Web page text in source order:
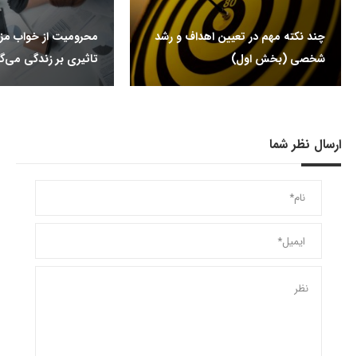
چند نکته مهم در تعیین اهداف و رشد
شخصی (بخش اول)
محرومیت از خواب
تاثیری بر زندگی
ارسال نظر شما